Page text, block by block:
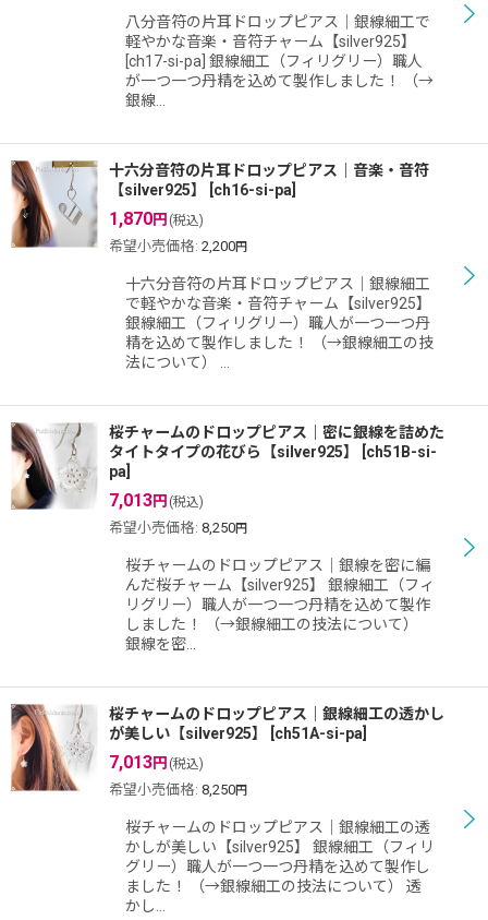
八分音符の片耳ドロップピアス｜銀線細工で
軽やかな音楽・音符チャーム【silver925】
[ch17-si-pa] 銀線細工（フィリグリー）職人
が一つ一つ丹精を込めて製作しました！ （→
銀線…
十六分音符の片耳ドロップピアス｜音楽・音符
【silver925】
ch16-si-pa
1,870円 (税込)
希望小売価格: 2,200円
十六分音符の片耳ドロップピアス｜銀線細工
で軽やかな音楽・音符チャーム【silver925】
銀線細工（フィリグリー）職人が一つ一つ丹
精を込めて製作しました！ （→銀線細工の技
法について） …
桜チャームのドロップピアス｜密に銀線を詰めた
タイトタイプの花びら【silver925】
ch51B-si-
pa
7,013円 (税込)
希望小売価格: 8,250円
桜チャームのドロップピアス｜銀線を密に編
んだ桜チャーム【silver925】 銀線細工（フィ
リグリー）職人が一つ一つ丹精を込めて製作
しました！ （→銀線細工の技法について）
銀線を密…
桜チャームのドロップピアス｜銀線細工の透かし
が美しい【silver925】
ch51A-si-pa
7,013円 (税込)
希望小売価格: 8,250円
桜チャームのドロップピアス｜銀線細工の透
かしが美しい【silver925】 銀線細工（フィリ
グリー）職人が一つ一つ丹精を込めて製作し
ました！ （→銀線細工の技法について） 透
かし…